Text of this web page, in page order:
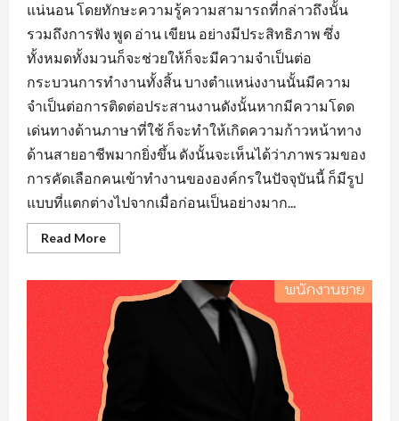
แน่นอน โดยทักษะความรู้ความสามารถที่กล่าวถึงนั้น
รวมถึงการฟัง พูด อ่าน เขียน อย่างมีประสิทธิภาพ ซึ่ง
ทั้งหมดทั้งมวนก็จะช่วยให้ก็จะมีความจำเป็นต่อ
กระบวนการทำงานทั้งสิ้น บางตำแหน่งงานนั้นมีความ
จำเป็นต่อการติดต่อประสานงานดังนั้นหากมีความโดด
เด่นทางด้านภาษาที่ใช้ ก็จะทำให้เกิดความก้าวหน้าทาง
ด้านสายอาชีพมากยิ่งขึ้น ดังนั้นจะเห็นได้ว่าภาพรวมของ
การคัดเลือกคนเข้าทำงานขององค์กรในปัจจุบันนี้ ก็มีรูป
แบบที่แตกต่างไปจากเมื่อก่อนเป็นอย่างมาก...
Read MoreRead
more
หา
งาน
วิศวะ
ที่
องค์กร
ส่วน
ใหญ่
ต้อง
จาก
ผู้